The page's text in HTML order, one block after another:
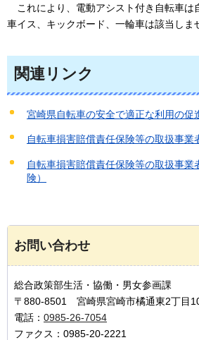
これにより
、電動アシスト付き自転車は
車イス、キックボード、一輪車は該当しま
関連リンク
宮崎県自転車の安全で適正な利用の促
自転車損害賠償責任保険等の取扱事業
自転車損害賠償責任保険等の取扱事業
険）
お問い合わせ
総合政策部生活・協働・男女参画課
〒880-8501 宮崎県宮崎市橘通東2丁目
電話： 0985-26-7054
ファクス：0985-20-2221